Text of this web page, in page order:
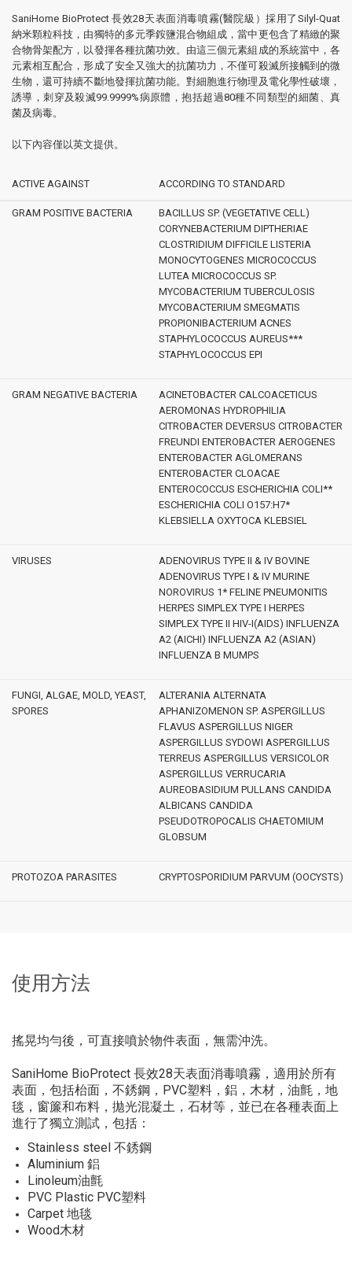
SaniHome BioProtect 長效28天表面消毒噴霧(醫院級）採用了Silyl-Quat
納米顆粒科技，由獨特的多元季銨鹽混合物組成，當中更包含了精緻的聚
合物骨架配方，以發揮各種抗菌功效。由這三個元素組成的系統當中，各
元素相互配合，形成了安全又強大的抗菌功力，不僅可殺滅所接觸到的微
生物，還可持續不斷地發揮抗菌功能。對細胞進行物理及電化學性破壞，
誘導，刺穿及殺滅99.9999%病原體，抱括超過80種不同類型的細菌、真
菌及病毒。
以下內容僅以英文提供。
ACTIVE AGAINST ACCORDING TO STANDARD
GRAM POSITIVE BACTERIA
BACILLUS SP. (VEGETATIVE CELL)
CORYNEBACTERIUM DIPTHERIAE
CLOSTRIDIUM DIFFICILE LISTERIA
MONOCYTOGENES MICROCOCCUS
LUTEA MICROCOCCUS SP.
MYCOBACTERIUM TUBERCULOSIS
MYCOBACTERIUM SMEGMATIS
PROPIONIBACTERIUM ACNES
STAPHYLOCOCCUS AUREUS***
STAPHYLOCOCCUS EPI
GRAM NEGATIVE BACTERIA
ACINETOBACTER CALCOACETICUS
AEROMONAS HYDROPHILIA
CITROBACTER DEVERSUS CITROBACTER
FREUNDI ENTEROBACTER AEROGENES
ENTEROBACTER AGLOMERANS
ENTEROBACTER CLOACAE
ENTEROCOCCUS ESCHERICHIA COLI**
ESCHERICHIA COLI O157:H7*
KLEBSIELLA OXYTOCA KLEBSIEL
VIRUSES
ADENOVIRUS TYPE II & IV BOVINE
ADENOVIRUS TYPE I & IV MURINE
NOROVIRUS 1* FELINE PNEUMONITIS
HERPES SIMPLEX TYPE I HERPES
SIMPLEX TYPE II HIV-I(AIDS) INFLUENZA
A2 (AICHI) INFLUENZA A2 (ASIAN)
INFLUENZA B MUMPS
FUNGI, ALGAE, MOLD, YEAST,
SPORES
ALTERANIA ALTERNATA
APHANIZOMENON SP. ASPERGILLUS
FLAVUS ASPERGILLUS NIGER
ASPERGILLUS SYDOWI ASPERGILLUS
TERREUS ASPERGILLUS VERSICOLOR
ASPERGILLUS VERRUCARIA
AUREOBASIDIUM PULLANS CANDIDA
ALBICANS CANDIDA
PSEUDOTROPOCALIS CHAETOMIUM
GLOBSUM
PROTOZOA PARASITES CRYPTOSPORIDIUM PARVUM (OOCYSTS)
使用方法
搖晃均勻後，可直接噴於物件表面，無需沖洗。
SaniHome BioProtect 長效28天表面消毒噴霧，適用於所有
表面，包括枱面，不銹鋼，PVC塑料，鋁，木材，油氈，地
毯，窗簾和布料，拋光混凝土，石材等，並已在各種表面上
進行了獨立測試，包括：
Stainless steel 不銹鋼
Aluminium 鋁
Linoleum油氈
PVC Plastic PVC塑料
Carpet 地毯
Wood木材